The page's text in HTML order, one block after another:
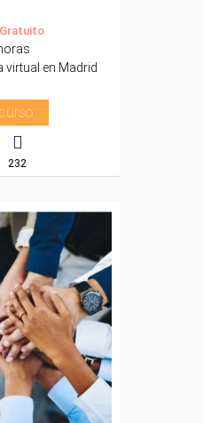
virtual en Madrid
232
100%
y
Madrid.